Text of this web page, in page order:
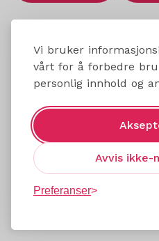
Vi bruker
vårt for å forbedre
personlig innhold og
Avvis ikke-
Preferanser